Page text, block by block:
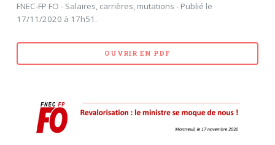
FNEC-FP FO - Salaires, carrières, mutations - Publié le
17/11/2020 à 17h51.
OUVRIR EN PDF